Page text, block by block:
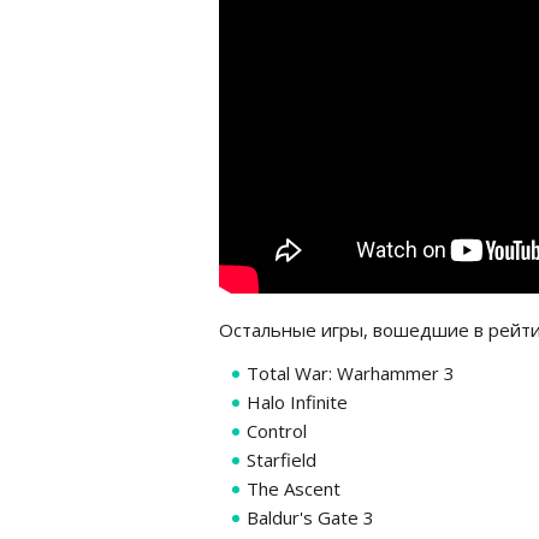
Остальные игры, вошедшие в
Total War: Warhammer 3
Halo Infinite
Control
Starfield
The Ascent
Baldur's Gate 3